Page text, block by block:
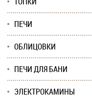
ПЕЧИ
ОБЛИЦОВКИ
ПЕЧИ ДЛЯ БАНИ
ЭЛЕКТРОКАМИНЫ